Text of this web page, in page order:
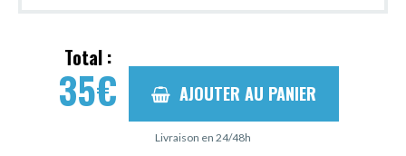
Total :
35€ AJOUTER AU PANIER
Livraison en 24/48h